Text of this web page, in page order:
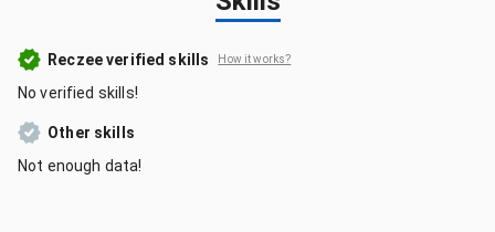
Reczee verified skills How it works?
No verified skills!
Other skills
Not enough data!